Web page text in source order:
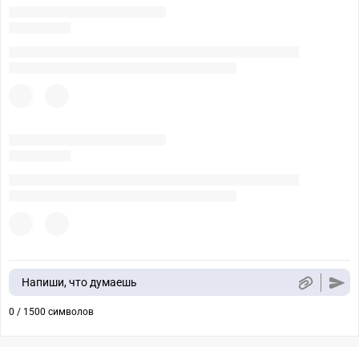
Напиши, что думаешь
0 / 1500 символов